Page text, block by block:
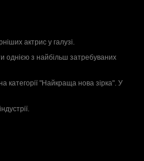
актрис у галузі.
однією з найбільш затребуваних
категорії "Найкраща нова зірка". У